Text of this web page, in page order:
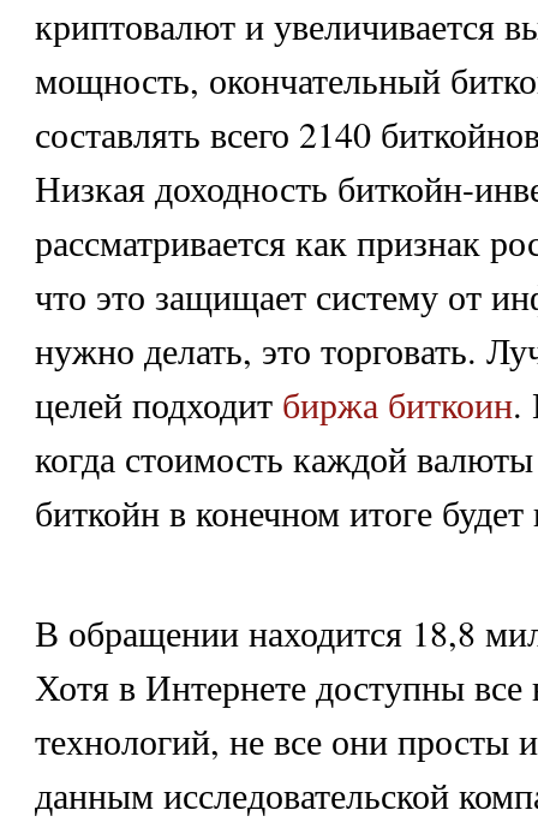
криптовалют и увеличивается
мощность, окончательный
составлять всего 2140
Низкая доходность биткойн-
рассматривается как признак
что это защищает систему от
нужно делать, это торговать.
целей подходит биржа биткоин.
когда стоимость каждой
биткойн в конечном итоге будет
В обращении находится 18,8
Хотя в Интернете доступны
технологий, не все они
данным исследовательской